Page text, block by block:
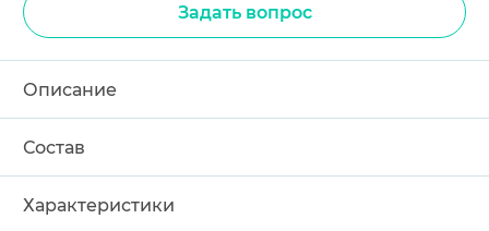
Задать вопрос
Описание
Состав
Характеристики